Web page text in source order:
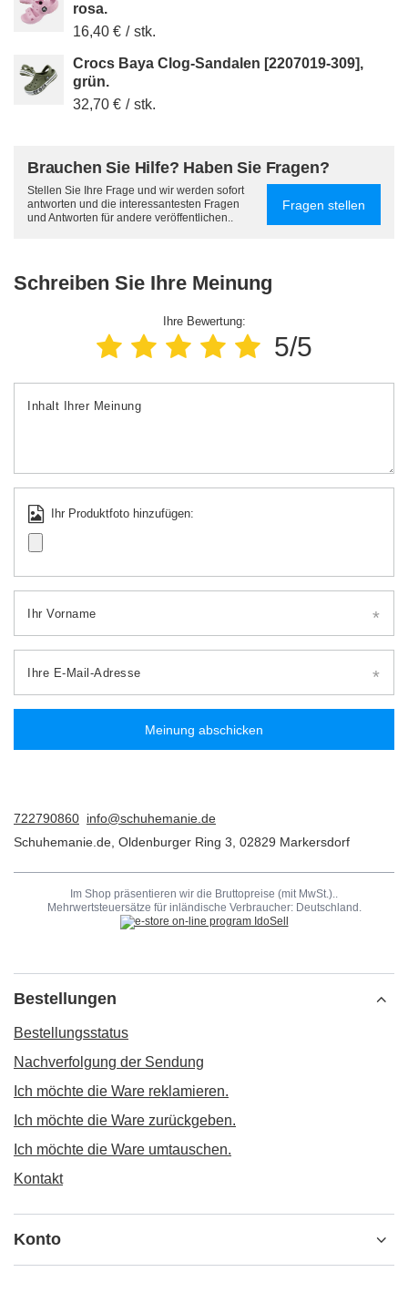
rosa.
16,40 € / stk.
Crocs Baya Clog-Sandalen [2207019-309],
grün.
32,70 € / stk.
Brauchen Sie Hilfe? Haben Sie Fragen?
Stellen Sie Ihre Frage und wir werden sofort
antworten und die interessantesten Fragen
und Antworten für andere veröffentlichen..
Fragen stellen
Schreiben Sie Ihre Meinung
Ihre Bewertung:
5/5
Inhalt Ihrer Meinung
Ihr Produktfoto hinzufügen:
Ihr Vorname
Ihre E-Mail-Adresse
Meinung abschicken
722790860 info@schuhemanie.de
Schuhemanie.de Oldenburger Ring 3 02829 Markersdorf
Im Shop präsentieren wir die Bruttopreise (mit MwSt.)..
Mehrwertsteuersätze für inländische Verbraucher: Deutschland .
Bestellungen
Bestellungsstatus
Nachverfolgung der Sendung
Ich möchte die Ware reklamieren.
Ich möchte die Ware zurückgeben.
Ich möchte die Ware umtauschen.
Kontakt
Konto